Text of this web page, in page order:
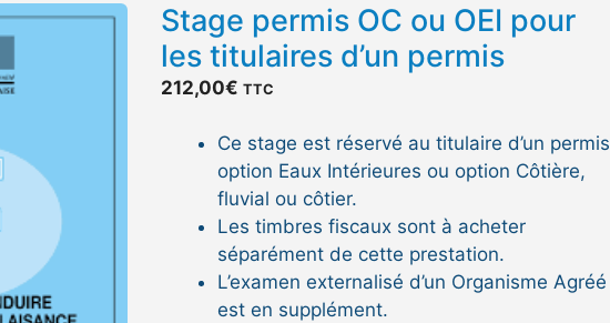
Stage permis OC ou OEI pour
les titulaires d’un permis
212,00€ TTC
Ce stage est réservé au titulaire d’un permis
option Eaux Intérieures ou option Côtière,
fluvial ou côtier.
Les timbres fiscaux sont à acheter
séparément de cette prestation.
L’examen externalisé d’un Organisme Agréé
est en supplément.